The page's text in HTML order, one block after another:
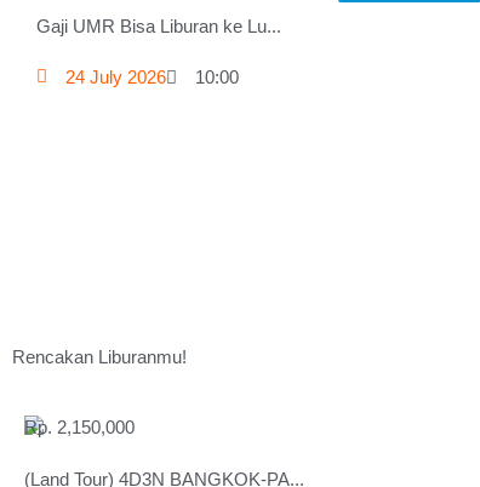
Gaji UMR Bisa Liburan ke Lu...
24 July 2026 10:00
Rencakan Liburanmu!
Rp. 2,150,000
(Land Tour) 4D3N BANGKOK-PA...